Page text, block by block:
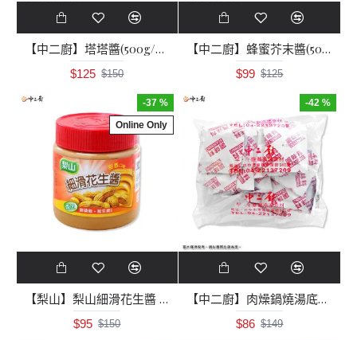
【中二廚】塔塔醬(500g/包)冷藏
$125 $150
【中二廚】蜂蜜芥末醬(500g/包)奶素
$99 $125
Online Only
-37 %
【梨山】梨山細滑花生醬 ( 340g)純素
$95 $150
-42 %
【中二廚】肉燥鍋燒湯底調味包(25包/袋)
$86 $149